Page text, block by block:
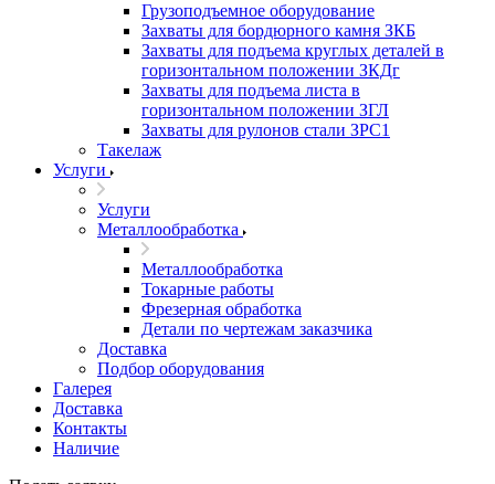
Грузоподъемное оборудование
Захваты для бордюрного камня ЗКБ
Захваты для подъема круглых деталей в
горизонтальном положении ЗКДг
Захваты для подъема листа в
горизонтальном положении ЗГЛ
Захваты для рулонов стали ЗРС1
Такелаж
Услуги
Услуги
Металлообработка
Металлообработка
Токарные работы
Фрезерная обработка
Детали по чертежам заказчика
Доставка
Подбор оборудования
Галерея
Доставка
Контакты
Наличие